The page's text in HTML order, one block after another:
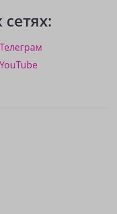
Телеграм
YouTube